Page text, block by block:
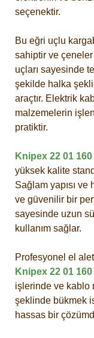
seçenektir.
Bu eğri uçlu
sahiptir ve çeneler
uçları sayesinde
şekilde halka
araçtır. Elektrik
malzemelerin
pratiktir.
Knipex 22 01
yüksek kalite
Sağlam yapısı
ve güvenilir bir
sayesinde uzun
kullanım sağlar.
Profesyonel el
Knipex 22 01
işlerinde ve kablo
şeklinde bükmek
hassas bir